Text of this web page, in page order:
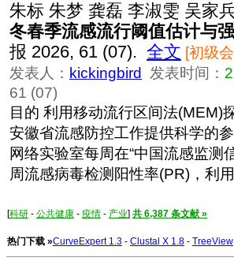
朱标 朱梦 龚磊 李淑雯 吴家
冬春季流感流行阈值估计与
报 2026, 61 (07). 全文 [初级
发表人： kickingbird 发表时间：
61 (07)
目的 利用移动流行区间法(MEM)
安徽省流感防控工作提供科学的
网络实验室每周在“中国流感监测
周流感病毒检测阳性率(PR)，利
[科研 - 公共健康 - 疫情 - 产业] 共 6,387 条文献 »
热门下载 »CurveExpert 1.3 - Clustal X 1.8 - TreeView